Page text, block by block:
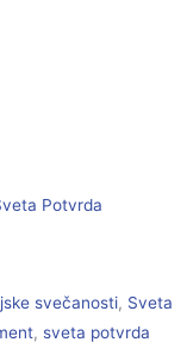
Potvrda
svečanosti, Sveta
, sveta potvrda